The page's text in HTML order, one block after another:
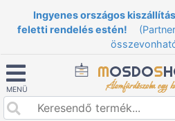
Ingyenes országos
feletti rendelés estén!
MENÜ
MOSDOS
Álomfürdőszoba egy